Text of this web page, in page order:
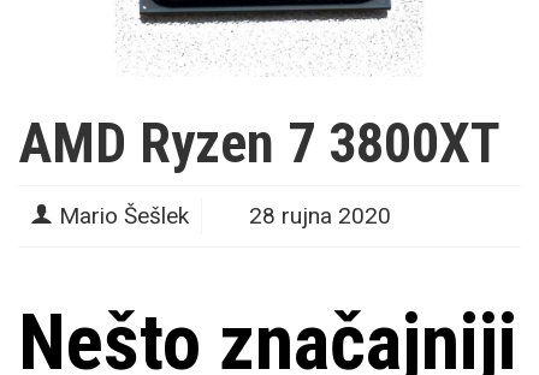
AMD Ryzen 7 3800XT
Mario Šešlek 28 rujna 2020
Nešto značajniji